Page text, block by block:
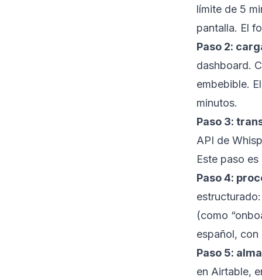
límite de 5
pantalla. El
Paso 2:
dashboard.
embebible.
minutos.
Paso 3:
API de
Este paso
Paso 4:
(como
español,
Paso 5:
en Airtable,